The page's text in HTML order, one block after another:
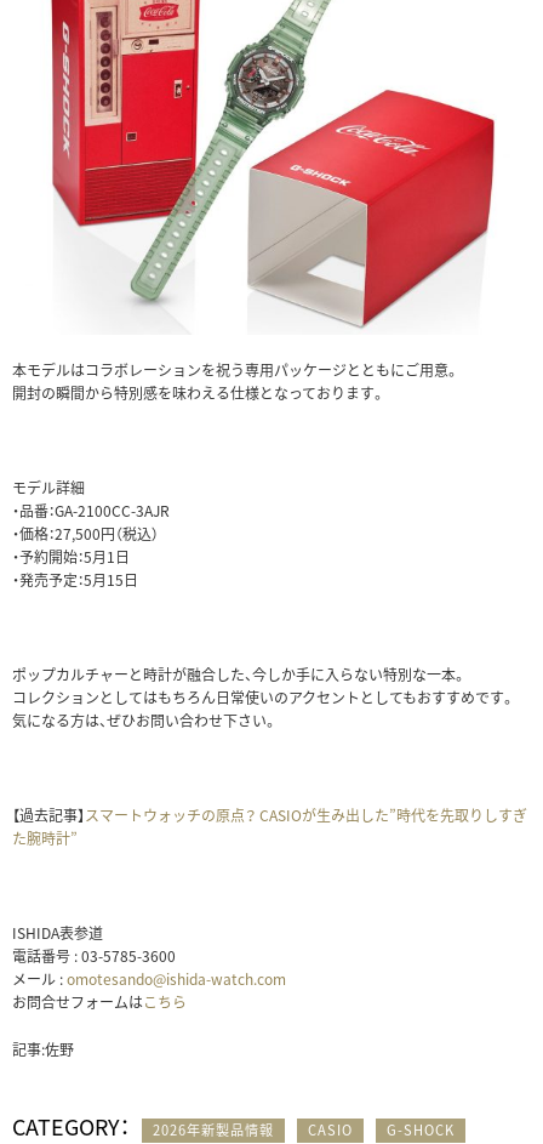
本モデルはコラボレーションを祝う専用パッケージとともにご用意。
開封の瞬間から特別感を味わえる仕様となっております。
モデル詳細
・品番：GA-2100CC-3AJR
・価格：27,500円（税込）
・予約開始：5月1日
・発売予定：5月15日
ポップカルチャーと時計が融合した、今しか手に入らない特別な一本。
コレクションとしてはもちろん日常使いのアクセントとしてもおすすめです。
気になる方は、ぜひお問い合わせ下さい。
【過去記事】スマートウォッチの原点？ CASIOが生み出した”時代を先取りしすぎ
た腕時計”
ISHIDA表参道
電話番号 : 03-5785-3600
メール :omotesando@ishida-watch.com
お問合せフォームはこちら
記事:佐野
CATEGORY： 2026年新製品情報 CASIO
G-SHOCK